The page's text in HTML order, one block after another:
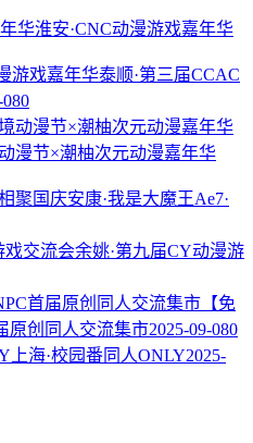
淮安·CNC动漫游戏嘉年华
泰顺·第三届CCAC
080
漫节×潮柚次元动漫嘉年华
安康·我是大魔王Ae7·
余姚·第九届CY动漫游
【免
原创同人交流集市2025-09-080
上海·校园番同人ONLY2025-